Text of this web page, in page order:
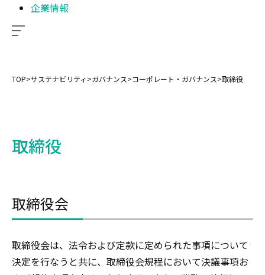
企業情報
TOP>サステナビリティ>ガバナンス>コーポレート・ガバナンス>取締役
取締役
取締役会
取締役会は、法令および定款に定められた事項について
決定を行なうと共に、取締役会規程において決議事項お